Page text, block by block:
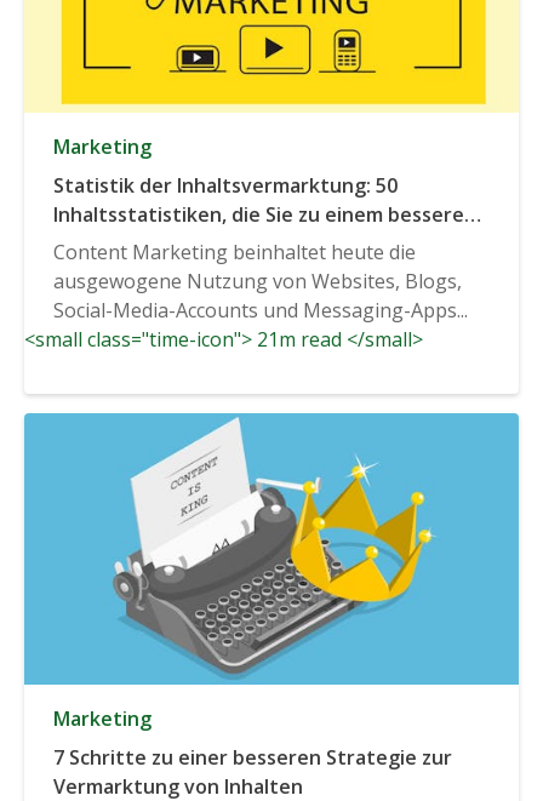
Marketing
Statistik der Inhaltsvermarktung: 50
Inhaltsstatistiken, die Sie zu einem besseren
Vermarkter machen
Content Marketing beinhaltet heute die
ausgewogene Nutzung von Websites, Blogs,
Social-Media-Accounts und Messaging-Apps...
<small class="time-icon"> 21m read </small>
Marketing
7 Schritte zu einer besseren Strategie zur
Vermarktung von Inhalten